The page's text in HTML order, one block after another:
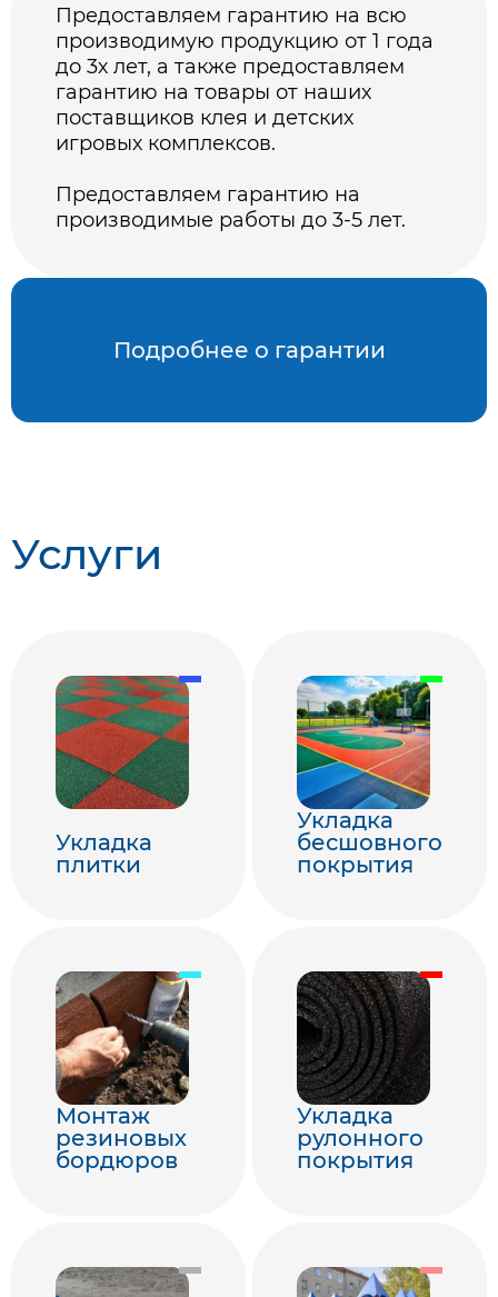
Предоставляем гарантию на всю
производимую продукцию от 1 года
до 3х лет, а также предоставляем
гарантию на товары от наших
поставщиков клея и детских
игровых комплексов.
Предоставляем гарантию на
производимые работы до 3-5 лет.
Подробнее о гарантии
Услуги
Укладка
плитки
Укладка
бесшовного
покрытия
Монтаж
резиновых
бордюров
Укладка
рулонного
покрытия